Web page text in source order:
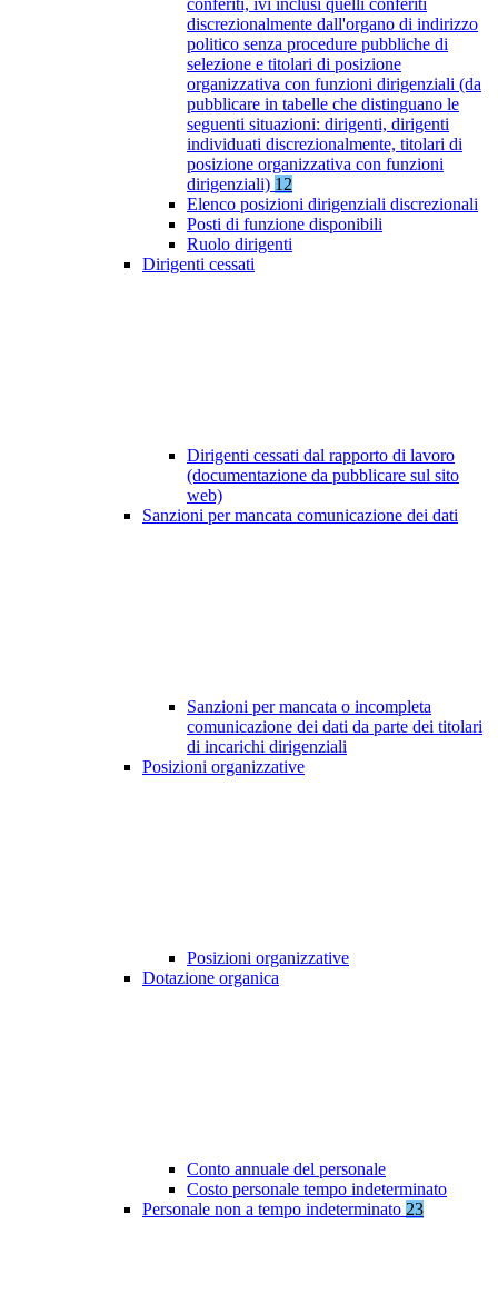
conferiti, ivi inclusi quelli conferiti
discrezionalmente dall'organo di indirizzo
politico senza procedure pubbliche di
selezione e titolari di posizione
organizzativa con funzioni dirigenziali (da
pubblicare in tabelle che distinguano le
seguenti situazioni: dirigenti, dirigenti
individuati discrezionalmente, titolari di
posizione organizzativa con funzioni
dirigenziali) 12
Elenco posizioni dirigenziali discrezionali
Posti di funzione disponibili
Ruolo dirigenti
Dirigenti cessati
Dirigenti cessati dal rapporto di lavoro
(documentazione da pubblicare sul sito
web)
Sanzioni per mancata comunicazione dei dati
Sanzioni per mancata o incompleta
comunicazione dei dati da parte dei titolari
di incarichi dirigenziali
Posizioni organizzative
Posizioni organizzative
Dotazione organica
Conto annuale del personale
Costo personale tempo indeterminato
Personale non a tempo indeterminato 23